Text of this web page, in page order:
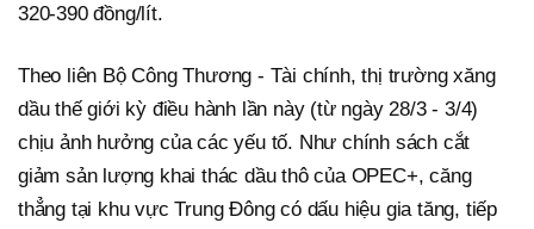
320-390 đồng/lít.
Theo liên Bộ Công Thương - Tài chính, thị trường xăng
dầu thế giới kỳ điều hành lần này (từ ngày 28/3 - 3/4)
chịu ảnh hưởng của các yếu tố. Như chính sách cắt
giảm sản lượng khai thác dầu thô của OPEC+, căng
thẳng tại khu vực Trung Đông có dấu hiệu gia tăng, tiếp